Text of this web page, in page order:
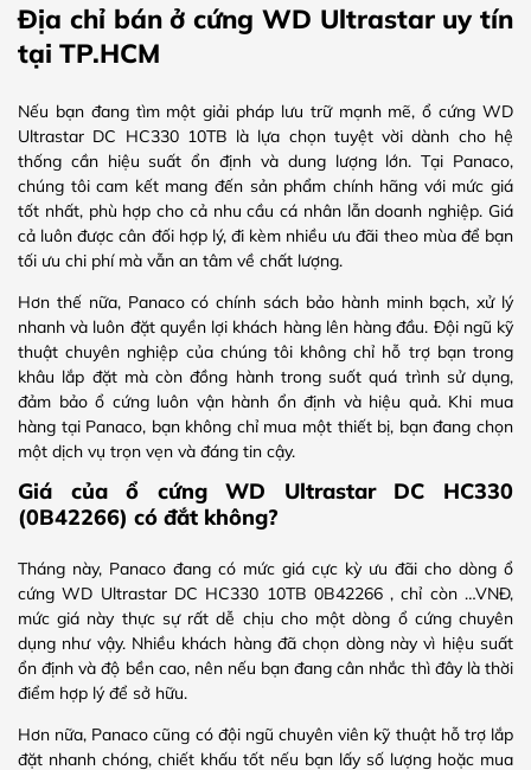
Địa chỉ bán ở cứng WD Ultrastar uy tín
tại TP.HCM
Nếu bạn đang tìm một giải pháp lưu trữ mạnh mẽ, ổ cứng WD
Ultrastar DC HC330 10TB là lựa chọn tuyệt vời dành cho hệ
thống cần hiệu suất ổn định và dung lượng lớn. Tại Panaco,
chúng tôi cam kết mang đến sản phẩm chính hãng với mức giá
tốt nhất, phù hợp cho cả nhu cầu cá nhân lẫn doanh nghiệp. Giá
cả luôn được cân đối hợp lý, đi kèm nhiều ưu đãi theo mùa để bạn
tối ưu chi phí mà vẫn an tâm về chất lượng.
Hơn thế nữa, Panaco có chính sách bảo hành minh bạch, xử lý
nhanh và luôn đặt quyền lợi khách hàng lên hàng đầu. Đội ngũ kỹ
thuật chuyên nghiệp của chúng tôi không chỉ hỗ trợ bạn trong
khâu lắp đặt mà còn đồng hành trong suốt quá trình sử dụng,
đảm bảo ổ cứng luôn vận hành ổn định và hiệu quả. Khi mua
hàng tại Panaco, bạn không chỉ mua một thiết bị, bạn đang chọn
một dịch vụ trọn vẹn và đáng tin cậy.
Giá của ổ cứng WD Ultrastar DC HC330
(0B42266) có đắt không?
Tháng này, Panaco đang có mức giá cực kỳ ưu đãi cho dòng ổ
cứng WD Ultrastar DC HC330 10TB 0B42266 , chỉ còn …VNĐ,
mức giá này thực sự rất dễ chịu cho một dòng ổ cứng chuyên
dụng như vậy. Nhiều khách hàng đã chọn dòng này vì hiệu suất
ổn định và độ bền cao, nên nếu bạn đang cân nhắc thì đây là thời
điểm hợp lý để sở hữu.
Hơn nữa, Panaco cũng có đội ngũ chuyên viên kỹ thuật hỗ trợ lắp
đặt nhanh chóng, chiết khấu tốt nếu bạn lấy số lượng hoặc mua